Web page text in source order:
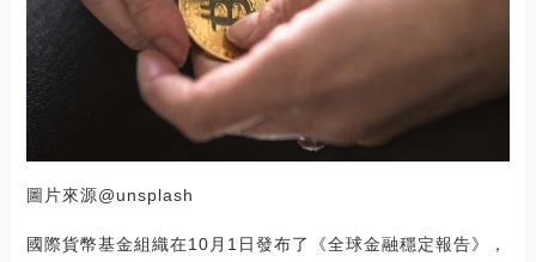
圖片來源@unsplash
國際貨幣基金組織在10月1日發布了《全球金融穩定報告》，